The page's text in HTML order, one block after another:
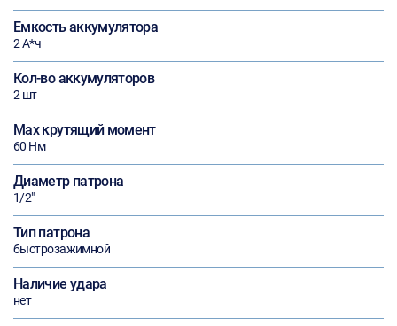
Емкость аккумулятора
2 А*ч
Кол-во аккумуляторов
2 шт
Max крутящий момент
60 Нм
Диаметр патрона
1/2"
Тип патрона
быстрозажимной
Наличие удара
нет